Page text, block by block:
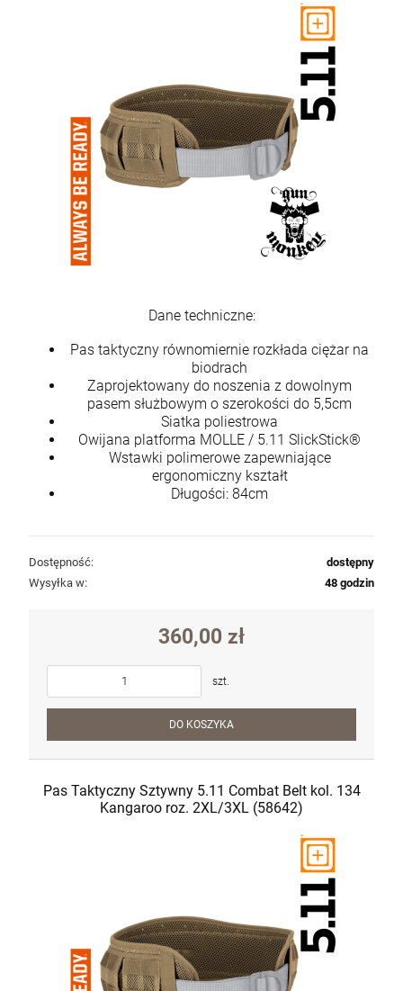
Dane techniczne:
Pas taktyczny równomiernie rozkłada ciężar na
biodrach
Zaprojektowany do noszenia z dowolnym
pasem służbowym o szerokości do 5,5cm
Siatka poliestrowa
Owijana platforma MOLLE / 5.11 SlickStick®
Wstawki polimerowe zapewniające
ergonomiczny kształt
Długości: 84cm
Dostępność:
dostępny
Wysyłka w:
48 godzin
360,00 zł
szt.
DO KOSZYKA
Pas Taktyczny Sztywny 5.11 Combat Belt kol. 134
Kangaroo roz. 2XL/3XL (58642)